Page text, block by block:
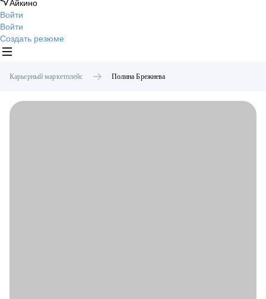
Айкино
Войти
Войти
Создать резюме
Карьерный маркетплейс Полина Брежнева